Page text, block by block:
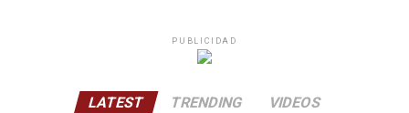
PUBLICIDAD
LATEST TRENDING VIDEOS